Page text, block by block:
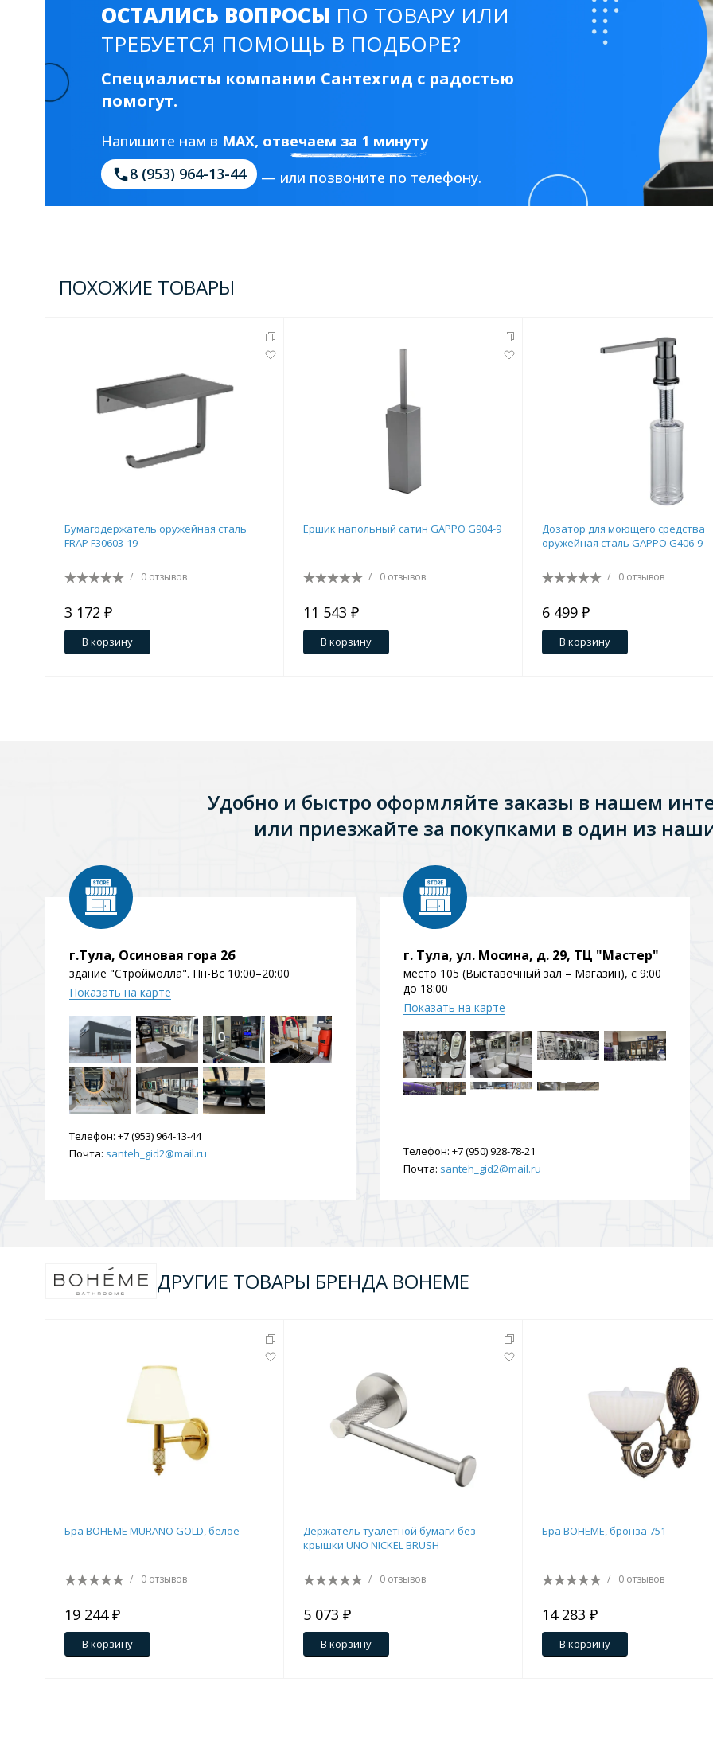
ОСТАЛИСЬ ВОПРОСЫ ПО ТОВАРУ ИЛИ
ТРЕБУЕТСЯ ПОМОЩЬ В ПОДБОРЕ?
Специалисты компании Сантехгид с радостью
помогут.
Напишите нам в MAX, отвечаем за 1 минуту
8 (953) 964-13-44
— или позвоните по телефону.
ПОХОЖИЕ ТОВАРЫ
Бумагодержатель оружейная сталь
FRAP F30603-19
/ 0 отзывов
3 172 ₽
В корзину
Ершик напольный сатин GAPPO G904-9
/ 0 отзывов
11 543 ₽
В корзину
Дозатор для моющего средства
оружейная сталь GAPPO G406-9
/ 0 отзывов
6 499 ₽
В корзину
Удобно и быстро оформляйте заказы в нашем
или приезжайте за покупками в один из
г.Тула, Осиновая гора 2б
здание "Строймолла". Пн-Вс 10:00–20:00
Показать на карте
Телефон: +7 (953) 964-13-44
Почта: santeh_gid2@mail.ru
г. Тула, ул. Мосина, д. 29, ТЦ "Мастер"
место 105 (Выставочный зал – Магазин), с 9:00
до 18:00
Показать на карте
Телефон: +7 (950) 928-78-21
Почта: santeh_gid2@mail.ru
ДРУГИЕ ТОВАРЫ БРЕНДА BOHEME
Бра BOHEME MURANO GOLD, белое
/ 0 отзывов
19 244 ₽
В корзину
Держатель туалетной бумаги без
крышки UNO NICKEL BRUSH
/ 0 отзывов
5 073 ₽
В корзину
Бра BOHEME, бронза 751
/ 0 отзывов
14 283 ₽
В корзину